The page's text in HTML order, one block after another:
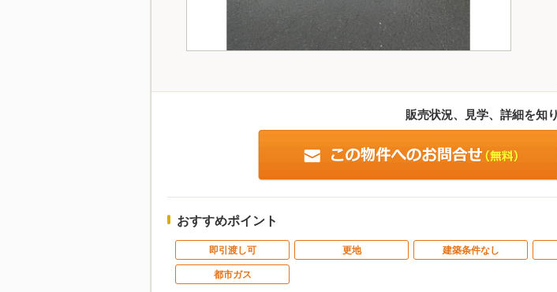
販売状況、見学、詳細を知
おすすめポイント
即引渡し可 更地 建築条件なし
都市ガス